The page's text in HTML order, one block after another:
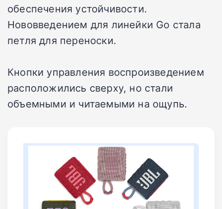
обеспечения устойчивости.
Нововведением для линейки Go стала
петля для переноски.
Кнопки управления воспроизведением
расположились сверху, но стали
объемными и читаемыми на ощупь.